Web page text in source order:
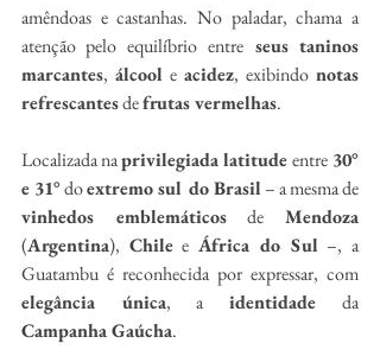
amêndoas e castanhas. No paladar, chama a
atenção pelo equilíbrio entre seus taninos
marcantes, álcool e acidez, exibindo notas
refrescantes de frutas vermelhas.
Localizada na privilegiadalatitude entre 30°
e 31° do extremo sul do Brasil
vinhedos emblemáticos de Mendoza
(Argentina), Chile e África do Sul –, a
elegância única, a identidade da
Campanha Gaúcha.